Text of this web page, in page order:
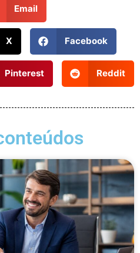
Email
X Facebook
Pinterest Reddit